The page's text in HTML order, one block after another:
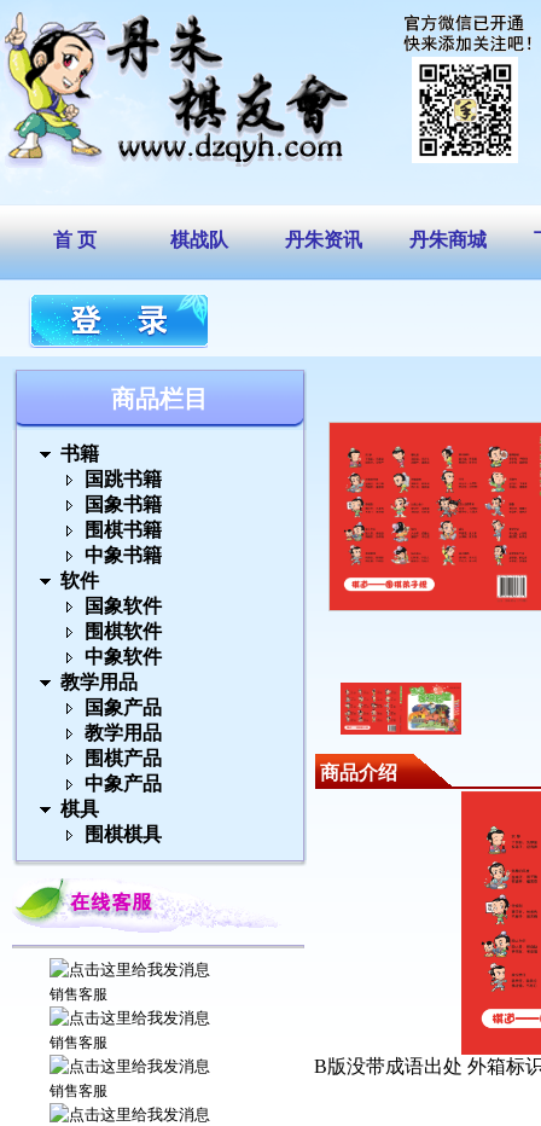
首 页 棋战队 丹朱资讯 丹朱商城
商品栏目
书籍
国跳书籍
国象书籍
围棋书籍
中象书籍
软件
国象软件
围棋软件
中象软件
教学用品
国象产品
教学用品
围棋产品
中象产品
棋具
围棋棋具
销售客服
销售客服
销售客服
商品介绍
B版没带成语出处 外箱标